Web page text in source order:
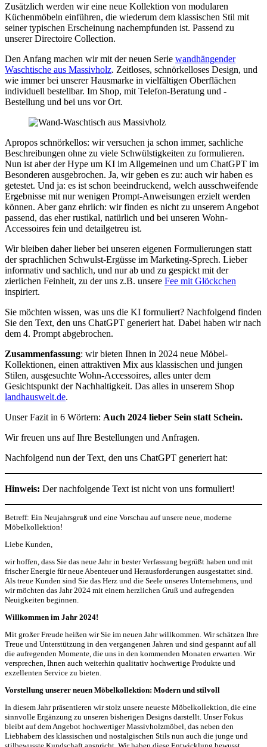
Zusätzlich werden wir eine neue Kollektion von modularen
Küchenmöbeln einführen, die wiederum dem klassischen Stil mit
seiner typischen Erscheinung nachempfunden ist. Passend zu
unserer Directoire Collection.
Den Anfang machen wir mit der neuen Serie wandhängender
Waschtische aus Massivholz. Zeitloses, schnörkelloses Design, und
wie immer bei unserer Hausmarke in vielfältigen Oberflächen
individuell bestellbar. Im Shop, mit Telefon-Beratung und -
Bestellung und bei uns vor Ort.
Apropos schnörkellos: wir versuchen ja schon immer, sachliche
Beschreibungen ohne zu viele Schwülstigkeiten zu formulieren.
Nun ist aber der Hype um KI im Allgemeinen und um ChatGPT im
Besonderen ausgebrochen. Ja, wir geben es zu: auch wir haben es
getestet. Und ja: es ist schon beeindruckend, welch ausschweifende
Ergebnisse mit nur wenigen Prompt-Anweisungen erzielt werden
können. Aber ganz ehrlich: wir finden es nicht zu unserem Angebot
passend, das eher rustikal, natürlich und bei unseren Wohn-
Accessoires fein und detailgetreu ist.
Wir bleiben daher lieber bei unseren eigenen Formulierungen statt
der sprachlichen Schwulst-Ergüsse im Marketing-Sprech. Lieber
informativ und sachlich, und nur ab und zu gespickt mit der
zierlichen Feinheit, zu der uns z.B. unsere Fee mit Glöckchen
inspiriert.
Sie möchten wissen, was uns die KI formuliert? Nachfolgend finden
Sie den Text, den uns ChatGPT generiert hat. Dabei haben wir nach
dem 4. Prompt abgebrochen.
Zusammenfassung: wir bieten Ihnen in 2024 neue Möbel-
Kollektionen, einen attraktiven Mix aus klassischen und jungen
Stilen, ausgesuchte Wohn-Accessoires, alles unter dem
Gesichtspunkt der Nachhaltigkeit. Das alles in unserem Shop
landhauswelt.de.
Unser Fazit in 6 Wörtern: Auch 2024 lieber Sein statt Schein.
Wir freuen uns auf Ihre Bestellungen und Anfragen.
Nachfolgend nun der Text, den uns ChatGPT generiert hat:
Hinweis: Der nachfolgende Text ist nicht von uns formuliert!
Betreff: Ein Neujahrsgruß und eine Vorschau auf unsere neue, moderne
Möbelkollektion!
Liebe Kunden,
wir hoffen, dass Sie das neue Jahr in bester Verfassung begrüßt haben und mit
frischer Energie für neue Abenteuer und Herausforderungen ausgestattet sind.
Als treue Kunden sind Sie das Herz und die Seele unseres Unternehmens, und
wir möchten das Jahr 2024 mit einem herzlichen Gruß und aufregenden
Neuigkeiten beginnen.
Willkommen im Jahr 2024!
Mit großer Freude heißen wir Sie im neuen Jahr willkommen. Wir schätzen Ihre
Treue und Unterstützung in den vergangenen Jahren und sind gespannt auf all
die aufregenden Momente, die uns in den kommenden Monaten erwarten. Wir
versprechen, Ihnen auch weiterhin qualitativ hochwertige Produkte und
exzellenten Service zu bieten.
Vorstellung unserer neuen Möbelkollektion: Modern und stilvoll
In diesem Jahr präsentieren wir stolz unsere neueste Möbelkollektion, die eine
sinnvolle Ergänzung zu unseren bisherigen Designs darstellt. Unser Fokus
bleibt auf dem Angebot hochwertiger Massivholzmöbel, das neben den
Liebhabern des klassischen und nostalgischen Stils nun auch die junge und